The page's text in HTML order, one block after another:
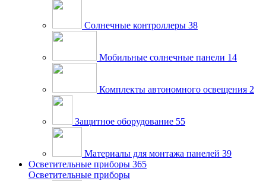
Солнечные контроллеры 38
Мобильные солнечные панели 14
Комплекты автономного освещения 2
Защитное оборудование 55
Материалы для монтажа панелей 39
Осветительные приборы 365
Осветительные приборы